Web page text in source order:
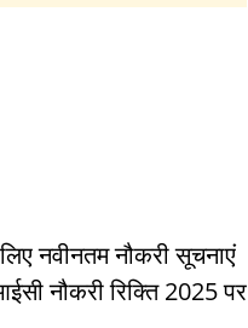
नवीनतम नौकरी सूचनाएं
नौकरी रिक्ति 2025 पर